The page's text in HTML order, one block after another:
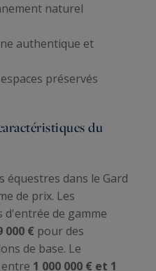
naturel
authentique et
préservés
du
équestres dans le Gard
de prix. Les
de gamme
000 € pour des
de base. Le
1 000 000 € et 1